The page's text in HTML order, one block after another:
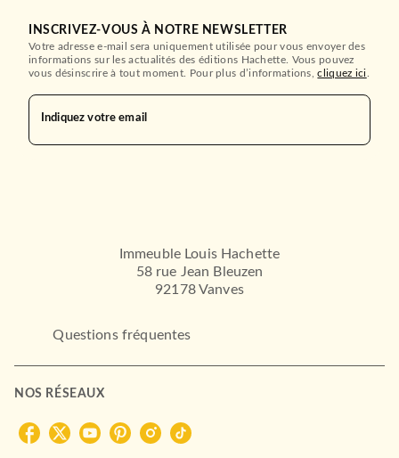
INSCRIVEZ-VOUS À NOTRE NEWSLETTER
Votre adresse e-mail sera uniquement utilisée pour vous envoyer des
informations sur les actualités des éditions Hachette. Vous pouvez
vous désinscrire à tout moment. Pour plus d’informations,cliquez ici
Indiquez votre email
Immeuble Louis Hachette
58 rue Jean Bleuzen
92178 Vanves
Questions fréquentes
NOS RÉSEAUX